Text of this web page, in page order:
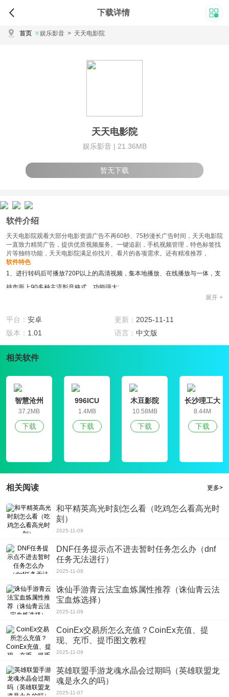
下载详情
首页 娱乐影音 > 天天电影院
天天电影院
娱乐影音 | 21.36MB
暂无下载
软件介绍
天天电影院观看大部分电影资源广告不再60秒、75秒漫长广告时间，天天电影院
一直致力精简广告，提供优质视频服务。一键追剧，手机视频管理，特色标签找
片等独特功能，天天电影院满足你找片、看片的各项需求。还有精准推荐，
软件特色
1、进行转码后可播放720P以上的高清视频，集本地播放、在线播放与一体，支
持市面上90多种主流影音格式，功能强大;
2、“视频!”在您手机的日常使用中将变得越来越重要，让您充分享受手机视频带
给您的快乐，并且支持安卓苹果多种终端！
3、拥有海量最新免费电影、综艺、电视剧、最新动漫、娱乐八卦，幽默搞笑。
4、特有的预存技术，让看片不卡顿，极速点播，看片很流畅。超大海报浏览，
1、国外的影视视频还分为欧美影视、日韩风格、东南亚影视作品等，天天电影
2、只有你想不到的，没有你看不到，高清资源流畅播放，体验极致的视听盛
宴，你想看影视视频，都可以在这里搜索得到；
件，资源众多，这里精选海内外影视剧作及精彩花絮;
部电影，高清播放高速下载，
你可以在线轻松享受最完美的线上视频播放追剧体验，还可以智能搜索，同时还
有超多优质的观看内容带来，给你推荐优秀的影片;
1、提升下载速度，提高下载成功率，
2、革新了下载机制，并支持多种格式的视频下载;
展开 +
平台： 安卓 更新： 2025-11-11
版本： 1.01 语言： 中文版
相关软件
智慧沧州
37.2MB
下载
996ICU
1.4MB
下载
木豆影院
10.58MB
下载
长沙理工大
学就业信息
网学生信息
管理平台
8.44M
下载
相关阅读 更多>
和平精英高光时刻怎么看（吃鸡怎么看高光时
刻）
2025-11-09
DNF任务提示点不进去暂时任务怎么办（dnf
任务无法进行）
2025-11-08
诛仙手游青云法宝血炼属性推荐（诛仙青云法
宝血炼选择）
2025-11-09
CoinEx交易所怎么充值？CoinEx充值、提
现、充币、提币图文教程
2025-11-09
英雄联盟手游龙魂水晶会过期吗（英雄联盟龙
魂是永久的吗）
2025-11-07